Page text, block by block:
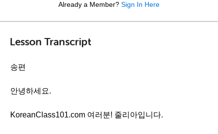
Already a Member? Sign In Here
Lesson Transcript
송편
안녕하세요.
KoreanClass101.com 여러분! 줄리아입니다.